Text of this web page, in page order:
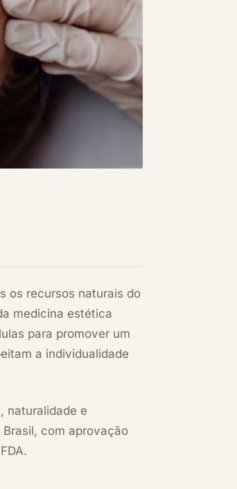
os recursos naturais do
medicina estética
para promover um
a individualidade
naturalidade e
com aprovação